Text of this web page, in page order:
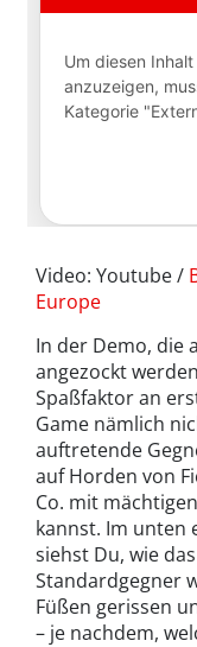
Video: Youtube /
Europe
In der Demo, die
angezockt
Spaßfaktor an
Game nämlich
auftretende
auf Horden von
Co. mit
kannst. Im unten
siehst Du, wie
Standardgegner
Füßen gerissen
– je nachdem,